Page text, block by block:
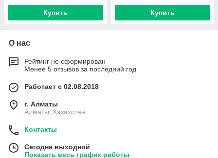
Купить Купить
О нас
Рейтинг не сформирован
Менее 5 отзывов за последний год
Работает с 02.08.2018
г. Алматы
Алматы, Казахстан
Контакты
Сегодня выходной
Показать весь график работы